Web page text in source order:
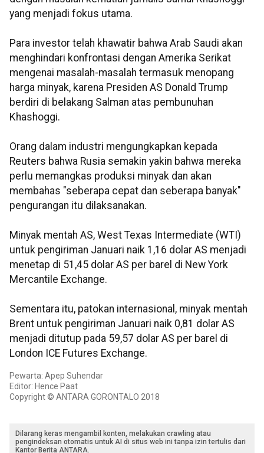
yang menjadi fokus utama.
Para investor telah khawatir bahwa Arab Saudi akan
menghindari konfrontasi dengan Amerika Serikat
mengenai masalah-masalah termasuk menopang
harga minyak, karena Presiden AS Donald Trump
berdiri di belakang Salman atas pembunuhan
Khashoggi.
Orang dalam industri mengungkapkan kepada
Reuters bahwa Rusia semakin yakin bahwa mereka
perlu memangkas produksi minyak dan akan
membahas "seberapa cepat dan seberapa banyak"
pengurangan itu dilaksanakan.
Minyak mentah AS, West Texas Intermediate (WTI)
untuk pengiriman Januari naik 1,16 dolar AS menjadi
menetap di 51,45 dolar AS per barel di New York
Mercantile Exchange.
Sementara itu, patokan internasional, minyak mentah
Brent untuk pengiriman Januari naik 0,81 dolar AS
menjadi ditutup pada 59,57 dolar AS per barel di
London ICE Futures Exchange.
Pewarta: Apep Suhendar
Editor: Hence Paat
Copyright © ANTARA GORONTALO 2018
Dilarang keras mengambil konten, melakukan crawling atau
pengindeksan otomatis untuk AI di situs web ini tanpa izin tertulis dari
Kantor Berita ANTARA.